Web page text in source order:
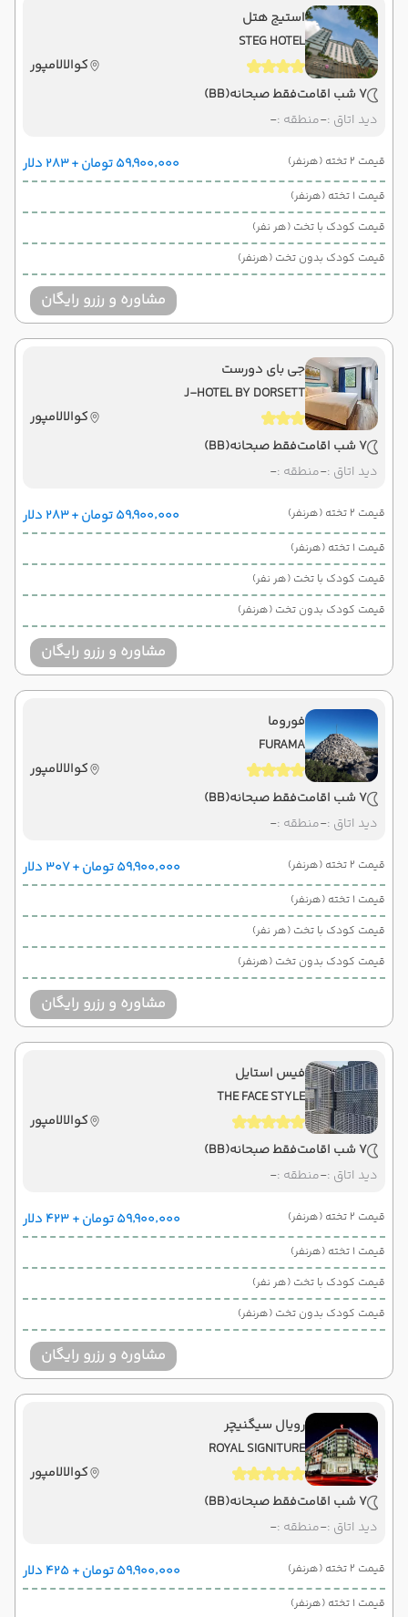
پایان سفر
مشهد , فرودگاه بین‌المللی شهید هاشمی‌نژاد MHD
نوع سفر :هواییEconomy ایرعربیا
تاریخ حرکت :1404/02/25ساعت حرکت :
استیج هتل
STEG HOTEL
کوالالامپور
7 شب اقامت
فقط صبحانه(BB)
دید اتاق :-منطقه :-
قیمت 2 تخته (هرنفر) ۵۹٬۹۰۰٬۰۰۰ تومان + ۲۸۳ دلار
قیمت 1 تخته (هرنفر)
قیمت کودک با تخت (هر نفر)
قیمت کودک بدون تخت (هرنفر)
مشاوره و رزرو رایگان
جی بای دورست
J-HOTEL BY DORSETT
کوالالامپور
7 شب اقامت
فقط صبحانه(BB)
دید اتاق :-منطقه :-
قیمت 2 تخته (هرنفر) ۵۹٬۹۰۰٬۰۰۰ تومان + ۲۸۳ دلار
قیمت 1 تخته (هرنفر)
قیمت کودک با تخت (هر نفر)
قیمت کودک بدون تخت (هرنفر)
مشاوره و رزرو رایگان
فوروما
FURAMA
کوالالامپور
7 شب اقامت
فقط صبحانه(BB)
دید اتاق :-منطقه :-
قیمت 2 تخته (هرنفر) ۵۹٬۹۰۰٬۰۰۰ تومان + ۳۰۷ دلار
قیمت 1 تخته (هرنفر)
قیمت کودک با تخت (هر نفر)
قیمت کودک بدون تخت (هرنفر)
مشاوره و رزرو رایگان
فیس استایل
THE FACE STYLE
کوالالامپور
7 شب اقامت
فقط صبحانه(BB)
دید اتاق :-منطقه :-
قیمت 2 تخته (هرنفر) ۵۹٬۹۰۰٬۰۰۰ تومان + ۴۲۳ دلار
قیمت 1 تخته (هرنفر)
قیمت کودک با تخت (هر نفر)
قیمت کودک بدون تخت (هرنفر)
مشاوره و رزرو رایگان
رویال سیگنیچر
ROYAL SIGNITURE
کوالالامپور
7 شب اقامت
فقط صبحانه(BB)
دید اتاق :-منطقه :-
قیمت 2 تخته (هرنفر) ۵۹٬۹۰۰٬۰۰۰ تومان + ۴۲۵ دلار
قیمت 1 تخته (هرنفر)